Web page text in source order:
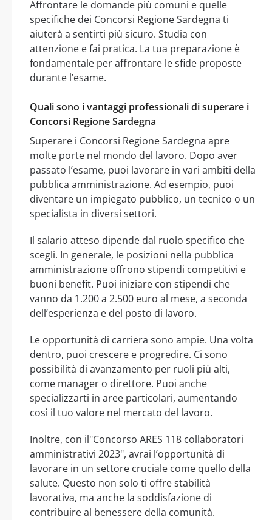
Affrontare le domande più comuni e quelle
specifiche dei Concorsi Regione Sardegna ti
aiuterà a sentirti più sicuro. Studia con
attenzione e fai pratica. La tua preparazione è
fondamentale per affrontare le sfide proposte
durante l’esame.
Quali sono i vantaggi professionali di superare i
Concorsi Regione Sardegna
Superare i Concorsi Regione Sardegna apre
molte porte nel mondo del lavoro. Dopo aver
passato l’esame, puoi lavorare in vari ambiti della
pubblica amministrazione. Ad esempio, puoi
diventare un impiegato pubblico, un tecnico o un
specialista in diversi settori.
Il salario atteso dipende dal ruolo specifico che
scegli. In generale, le posizioni nella pubblica
amministrazione offrono stipendi competitivi e
buoni benefit. Puoi iniziare con stipendi che
vanno da 1.200 a 2.500 euro al mese, a seconda
dell’esperienza e del posto di lavoro.
Le opportunità di carriera sono ampie. Una volta
dentro, puoi crescere e progredire. Ci sono
possibilità di avanzamento per ruoli più alti,
come manager o direttore. Puoi anche
specializzarti in aree particolari, aumentando
così il tuo valore nel mercato del lavoro.
Inoltre, con il"Concorso ARES 118 collaboratori
amministrativi 2023", avrai l’opportunità di
lavorare in un settore cruciale come quello della
salute. Questo non solo ti offre stabilità
lavorativa, ma anche la soddisfazione di
contribuire al benessere della comunità.